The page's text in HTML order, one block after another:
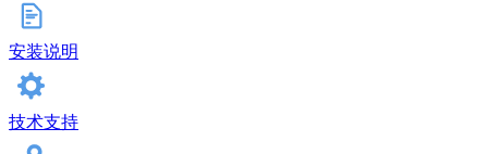
安装说明
技术支持